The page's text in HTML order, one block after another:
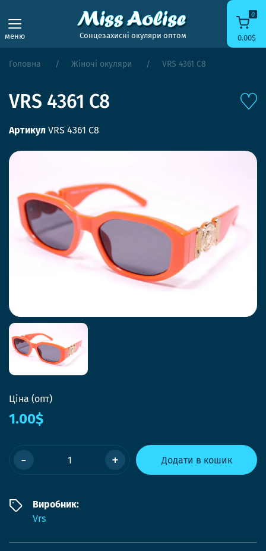
меню Сонцезахисні окуляри оптом
0
0.00$
Головна Жіночі окуляри VRS 4361 C8
VRS 4361 C8
Артикул VRS 4361 C8
Ціна (опт)
1.00$
- + Додати в кошик
Виробник:
Vrs